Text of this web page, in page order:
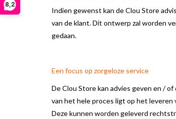
8,2
Indien gewenst kan de Clou Store
van de klant. Dit ontwerp zal worden
gedaan.
Een focus op zorgeloze service
De Clou Store kan advies geven en /
van het hele proces ligt op het leveren
Deze kunnen worden geleverd